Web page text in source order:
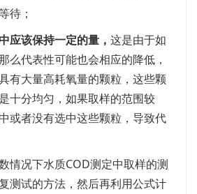
待；
应该保持一定的量， 这是由于如
么代表性可能也会相应的降低，
有大量高耗氧量的颗粒，这些颗
十分均匀，如果取样的范围较
或者没有选中这些颗粒，导致代
情况下水质COD测定中取样的测
测试的方法，然后再利用公式计